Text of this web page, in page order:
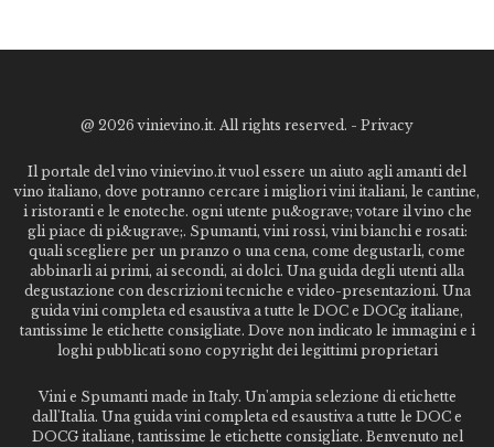
@ 2026 vinievino.it. All rights reserved. - Privacy
Il portale del vino vinievino.it vuol essere un aiuto agli amanti del
vino italiano, dove potranno cercare i migliori vini italiani, le cantine,
i ristoranti e le enoteche. ogni utente pu&ograve; votare il vino che
gli piace di pi&ugrave;. Spumanti, vini rossi, vini bianchi e rosati:
quali scegliere per un pranzo o una cena, come degustarli, come
abbinarli ai primi, ai secondi, ai dolci. Una guida degli utenti alla
degustazione con descrizioni tecniche e video-presentazioni. Una
guida vini completa ed esaustiva a tutte le DOC e DOCg italiane,
tantissime le etichette consigliate. Dove non indicato le immagini e i
loghi pubblicati sono copyright dei legittimi proprietari
Vini e Spumanti made in Italy. Un'ampia selezione di etichette
dall'Italia. Una guida vini completa ed esaustiva a tutte le DOC e
DOCG italiane, tantissime le etichette consigliate. Benvenuto nel